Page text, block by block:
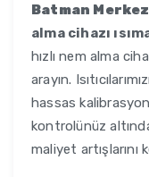
Batman
alma cihazı
hızlı nem alma
arayın.
hassas
kontrolünüz
maliyet artışlarını